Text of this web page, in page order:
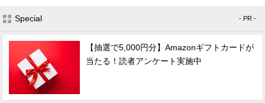
Special - PR -
【抽選で5,000円分】Amazonギフトカードが
当たる！読者アンケート実施中